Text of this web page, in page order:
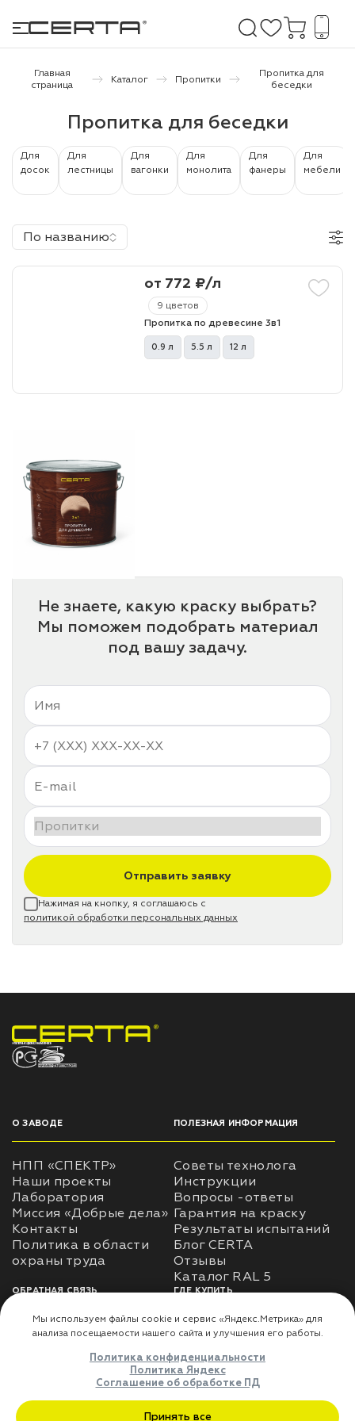
покрытия
и дачи
бетону,
и эмали
Главная
страница
Каталог Пропитки
Пропитка для
беседки
Пропитка для беседки
Для
досок
Для
лестницы
Для
вагонки
Для
монолита
Для
фанеры
Для
мебели
По названию
9 цветов
от 772 ₽/л
Пропитка по древесине 3в1
0.9 л 5.5 л 12 л
Не знаете, какую краску выбрать?
Мы поможем подобрать материал
под вашу задачу.
Отправить заявку
Нажимая на кнопку, я соглашаюсь с
политикой обработки персональных данных
НПП «СПЕКТР» ЗАВОД ЛАКОКРАСОЧНЫХ МАТЕРИАЛОВ
О ЗАВОДЕ
НПП «СПЕКТР»
Наши проекты
Лаборатория
Миссия «Добрые дела»
Контакты
Политика в области
ПОЛЕЗНАЯ ИНФОРМАЦИЯ
Советы технолога
Инструкции
Вопросы -ответы
Гарантия на краску
Результаты испытаний
Блог CERTA
Отзывы
Каталог RAL 5
ОБРАТНАЯ СВЯЗЬ
Использование
использования личных
Оферта
ГДЕ КУПИТЬ
Доставка
Где купить